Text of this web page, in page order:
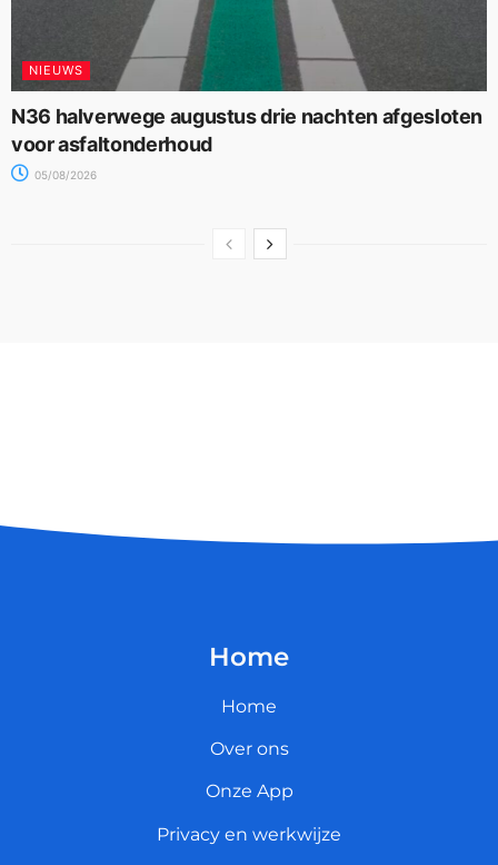
NIEUWS
N36 halverwege augustus drie nachten afgesloten
voor asfaltonderhoud
05/08/2026
Home
Home
Over ons
Onze App
Privacy en werkwijze